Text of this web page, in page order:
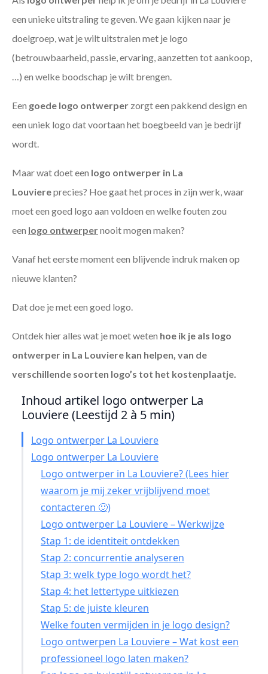
een unieke uitstraling te geven. We gaan kijken naar je
doelgroep, wat je wilt uitstralen met je logo
(betrouwbaarheid, passie, ervaring, aanzetten tot aankoop,
…) en welke boodschap je wilt brengen.
Een goede logo ontwerper zorgt een pakkend design en
een uniek logo dat voortaan het boegbeeld van je bedrijf
wordt.
Maar wat doet een logo ontwerper in La
Louviereprecies? Hoe gaat het proces in zijn werk, waar
moet een goed logo aan voldoen en welke fouten zou
een logo ontwerpernooit mogen maken?
Vanaf het eerste moment een blijvende indruk maken op
nieuwe klanten?
Dat doe je met een goed logo.
Ontdek hier alles wat je moet weten hoe ik je als logo
ontwerper in La Louviere kan helpen, van de
verschillende soorten logo’s tot het kostenplaatje.
Inhoud artikel logo ontwerper La
Louviere (Leestijd 2 à 5 min)
Logo ontwerper La Louviere
Logo ontwerper La Louviere
Logo ontwerper in La Louviere? (Lees hier
waarom je mij zeker vrijblijvend moet
contacteren 🙂)
Logo ontwerper La Louviere – Werkwijze
Stap 1: de identiteit ontdekken
Stap 2: concurrentie analyseren
Stap 3: welk type logo wordt het?
Stap 4: het lettertype uitkiezen
Stap 5: de juiste kleuren
Welke fouten vermijden in je logo design?
Logo ontwerpen La Louviere – Wat kost een
professioneel logo laten maken?